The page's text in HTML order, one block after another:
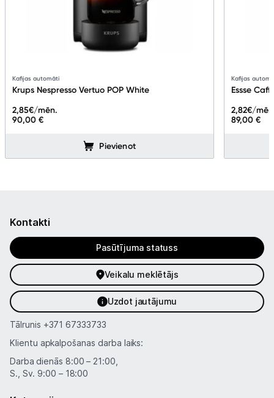
Kafijas automāti
Krups Nespresso Vertuo POP White
90,00 €
2,85€/mēn.
Pievienot
Kafijas
Essse
89,00 €
2,82€/
Kontakti
Pasūtījuma statuss
Veikalu meklētājs
Uzdot jautājumu
Tālrunis +371 67333733
Klientu apkalpošanas darba laiks:
Darba dienās 8:00 – 21:00,
S., Sv. 9:00 – 18:00